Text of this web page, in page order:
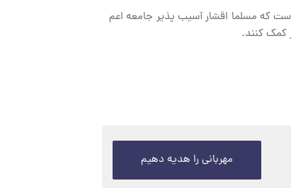
است که مسلما اقشار آسیب پذیر جامعه اعم
کمک کنند.
مهربانی را هدیه دهیم